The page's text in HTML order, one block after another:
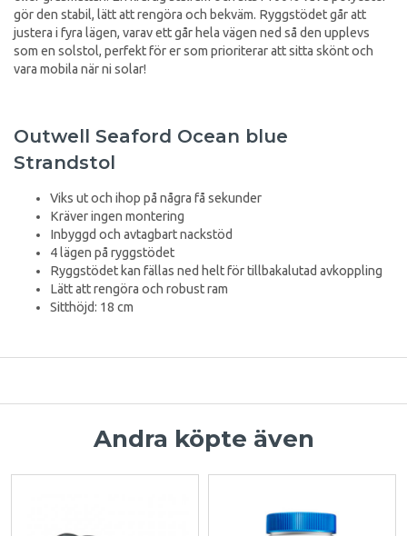
gör den stabil, lätt att rengöra och bekväm. Ryggstödet går att
justera i fyra lägen, varav ett går hela vägen ned så den upplevs
som en solstol, perfekt för er som prioriterar att sitta skönt och
vara mobila när ni solar!
Outwell Seaford Ocean blue
Strandstol
Viks ut och ihop på några få sekunder
Kräver ingen montering
Inbyggd och avtagbart nackstöd
4 lägen på ryggstödet
Ryggstödet kan fällas ned helt för tillbakalutad avkoppling
Lätt att rengöra och robust ram
Sitthöjd: 18 cm
Andra köpte även